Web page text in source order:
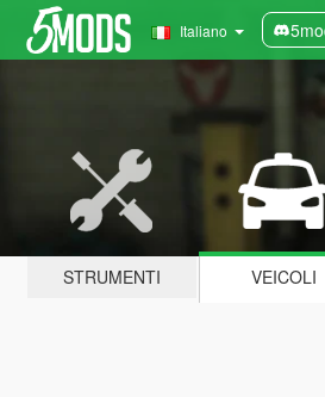
Italiano
STRUMENTI VEICOLI